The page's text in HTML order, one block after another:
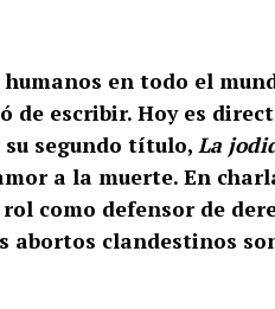
en todo el
de escribir. Hoy es
segundo título, La
a la muerte. En
como defensor de
abortos clandestinos